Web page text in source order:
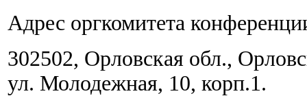
Адрес оргкомитета
302502, Орловская обл.,
ул. Молодежная, 10, корп.1.